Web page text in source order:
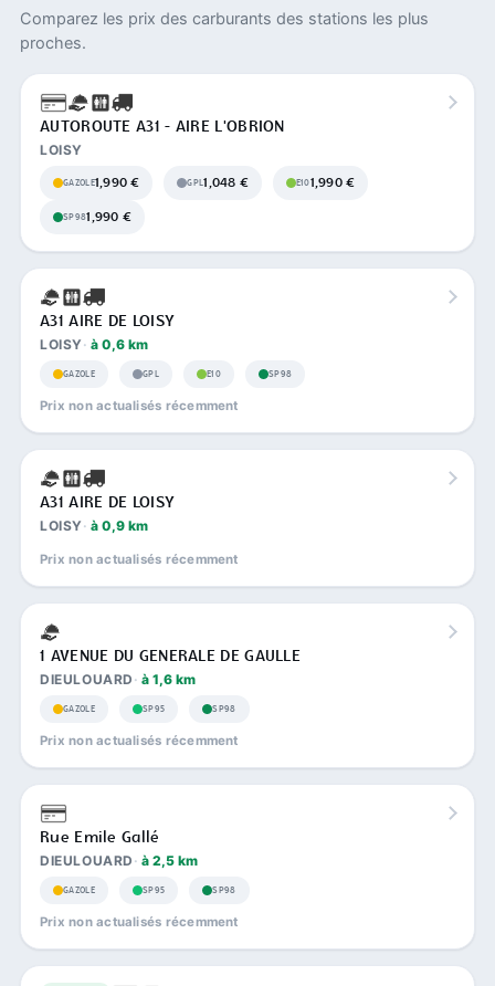
Comparez les prix des carburants des stations les plus
proches.
AUTOROUTE A31 - AIRE L'OBRION
LOISY
GAZOLE1,990 € GPL1,048 € E101,990 €
SP981,990 €
A31 AIRE DE LOISY
LOISY à 0,6 km
GAZOLE GPL E10 SP98
Prix non actualisés récemment
A31 AIRE DE LOISY
LOISY à 0,9 km
Prix non actualisés récemment
1 AVENUE DU GENERALE DE GAULLE
DIEULOUARD à 1,6 km
GAZOLE SP95 SP98
Prix non actualisés récemment
Rue Emile Gallé
DIEULOUARD à 2,5 km
GAZOLE SP95 SP98
Prix non actualisés récemment